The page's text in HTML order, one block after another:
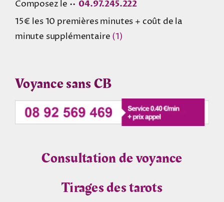
Composez le •• 04.97.245.222
15€ les 10 premières minutes + coût de la
minute supplémentaire (1)
Voyance sans CB
Consultation de voyance
Tirages des tarots